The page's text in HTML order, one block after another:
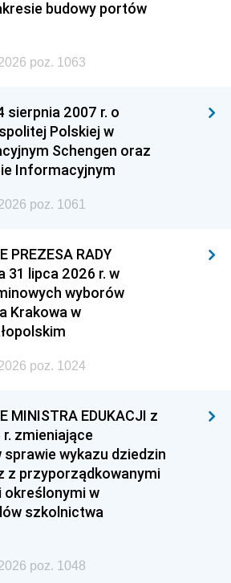
budowy portów
poz. 1063
sierpnia 2007 r. o
Polskiej w
Schengen oraz
Informacyjnym
poz. 1061
PREZESA RADY
31 lipca 2026 r. w
wyborów
Krakowa w
poz. 1024
MINISTRA EDUKACJI z
zmieniające
wykazu dziedzin
z przyporządkowanymi
określonymi w
szkolnictwa
poz. 1048